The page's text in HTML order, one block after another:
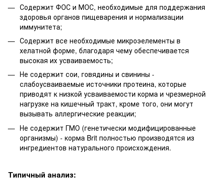
Содержит ФОС и МОС, необходимые для поддержания
здоровья органов пищеварения и нормализации
иммунитета;
Содержит все необходимые микроэелементы в
хелатной форме, благодаря чему обеспечивается
высокая их усваиваемость;
Не содержит сои, говядины и свинины -
слабоусваиваемые источники протеина, которые
приводят к низкой усваиваемости корма и чрезмерной
нагрузке на кишечный тракт, кроме того, они могут
вызывать аллергические реакции;
Не содержит ГМО (генетически модифицированные
организмы) - корма Brit полностью производятся из
ингредиентов натурального происхождения.
Типичный анализ: